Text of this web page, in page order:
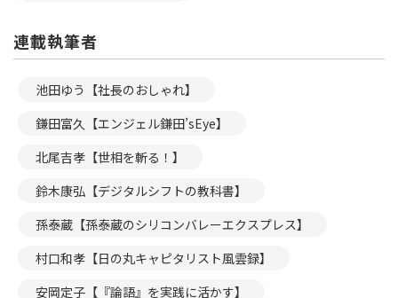
連載執筆者
池田ゆう【社長のおしゃれ】
鎌田富久【エンジェル鎌田’sEye】
北尾吉孝【世相を斬る！】
鈴木康弘【デジタルシフトの教科書】
孫泰蔵【孫泰蔵のシリコンバレーエクスプレス】
村口和孝【日の丸キャピタリスト風雲録】
安岡定子【『論語』を実践に活かす】